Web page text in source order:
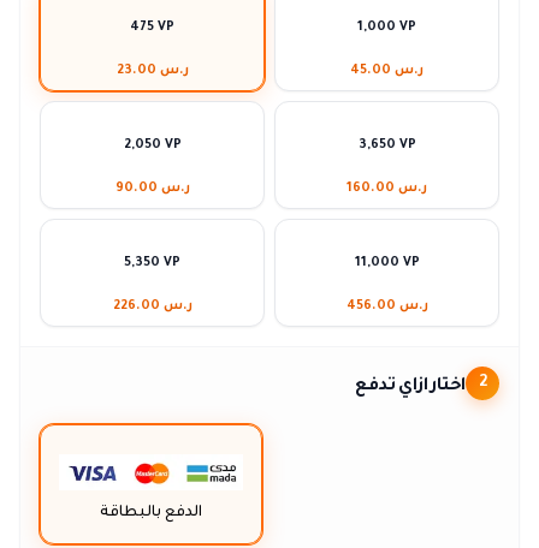
475 VP
ر.س 23.00
1,000 VP
ر.س 45.00
2,050 VP
ر.س 90.00
3,650 VP
ر.س 160.00
5,350 VP
ر.س 226.00
11,000 VP
ر.س 456.00
2 اختار ازاي تدفع
الدفع بالبطاقة